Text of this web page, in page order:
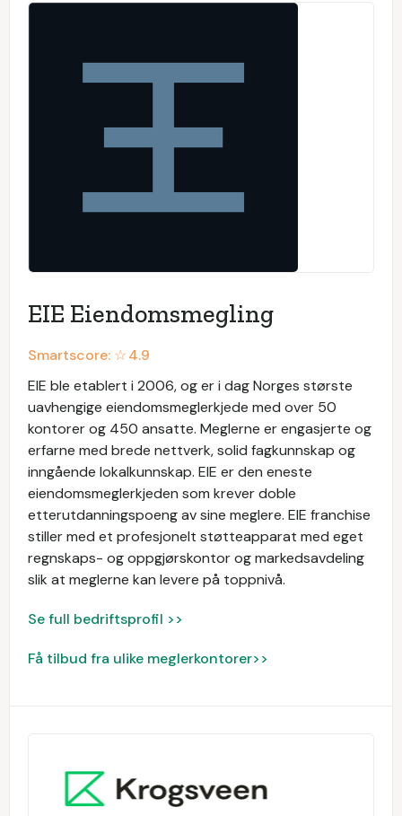
EIE Eiendomsmegling
Smartscore: ☆4.9
EIE ble etablert i 2006, og er i dag Norges største
uavhengige eiendomsmeglerkjede med over 50
kontorer og 450 ansatte. Meglerne er engasjerte og
erfarne med brede nettverk, solid fagkunnskap og
inngående lokalkunnskap. EIE er den eneste
eiendomsmeglerkjeden som krever doble
etterutdanningspoeng av sine meglere. EIE franchise
stiller med et profesjonelt støtteapparat med eget
regnskaps- og oppgjørskontor og markedsavdeling
slik at meglerne kan levere på toppnivå.
Se full bedriftsprofil >>
Få tilbud fra ulike meglerkontorer>>